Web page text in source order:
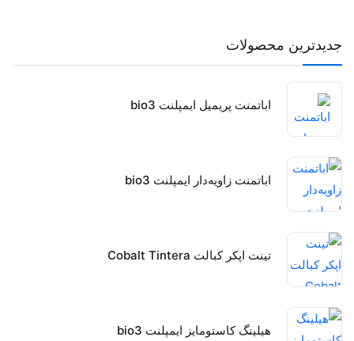
جدیدترین محصولات
اباتمنت پریمیل ایمپلنت bio3
اباتمنت زاویه‌دار ایمپلنت bio3
تینت اپکر کبالت Cobalt Tintera
هیلینگ کاستومایز ایمپلنت bio3